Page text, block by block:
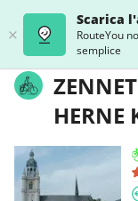
Scarica
RouteYou
semplice
HERNE